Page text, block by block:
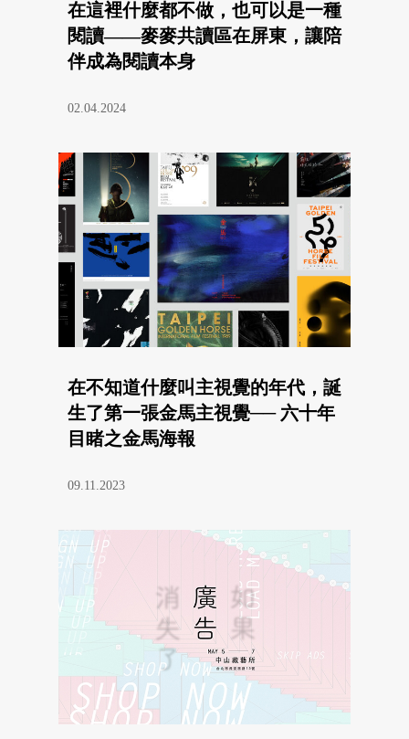
在這裡什麼都不做，也可以是一種
閱讀——麥麥共讀區在屏東，讓陪
伴成為閱讀本身
02.04.2024
在不知道什麼叫主視覺的年代，誕
生了第一張金馬主視覺── 六十年
目睹之金馬海報
09.11.2023